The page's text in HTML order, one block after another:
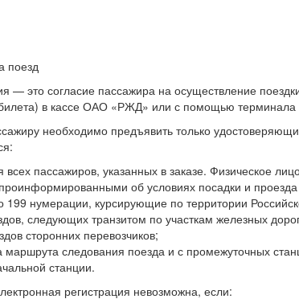
— это согласие пассажира на осуществление
в кассе ОАО «РЖД» или с помощью терминала
необходимо предъявить только
пассажиров, указанных в заказе. Физическое
об условиях посадки и
199 нумерации, курсирующие по территории
следующих транзитом по участкам железных
сторонних перевозчиков;
маршрута следования поезда и с промежуточных
станции.
регистрация невозможна, если: